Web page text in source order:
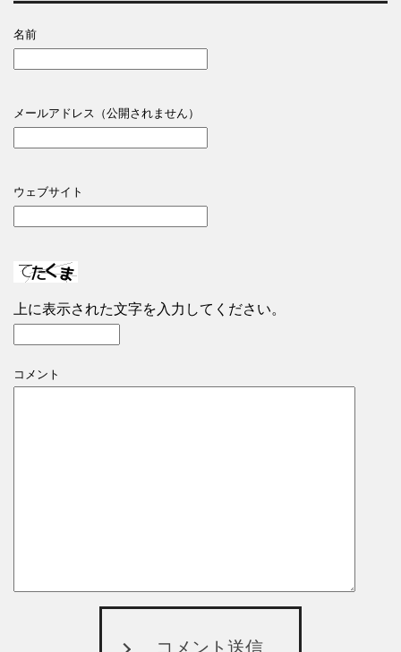
名前
メールアドレス（公開されません）
ウェブサイト
上に表示された文字を入力してください。
コメント
コメント送信